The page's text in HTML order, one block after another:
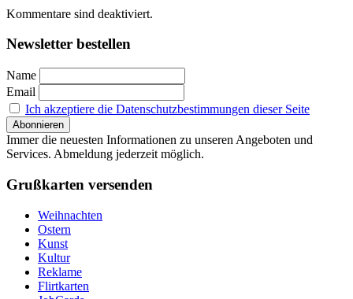
Kommentare sind deaktiviert.
Newsletter bestellen
Name
Email
Ich akzeptiere die Datenschutzbestimmungen dieser Seite
Immer die neuesten Informationen zu unseren Angeboten und
Services. Abmeldung jederzeit möglich.
Grußkarten versenden
Weihnachten
Ostern
Kunst
Kultur
Reklame
Flirtkarten